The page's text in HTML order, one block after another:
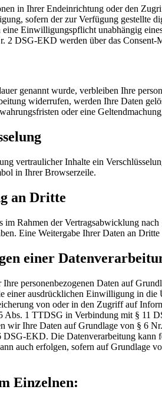
in Ihrer Endeinrichtung oder den
sofern der zur Verfügung gestellte
Einwilligungspflicht unabhängig
DSG-EKD werden über das
genannt wurde, verbleiben Ihre
widerrufen, werden Ihre Daten
oder eine
vertraulicher Inhalte ein
in Ihrer Browserzeile.
an Dritte
im Rahmen der Vertragsabwicklung
Eine Weitergabe Ihrer Daten an
einer
personenbezogenen Daten auf
ausdrücklichen Einwilligung in
von oder in den Zugriff auf
Abs. 1 TTDSG in Verbindung mit §
wir Ihre Daten auf Grundlage von § 6
EKD. Die Datenverarbeitung
auch erfolgen, sofern auf Grundlage
Einzelnen: